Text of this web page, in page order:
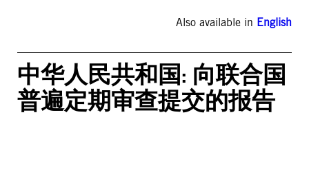
Also available in English
中华人民共和国: 向联合国
普遍定期审查提交的报告